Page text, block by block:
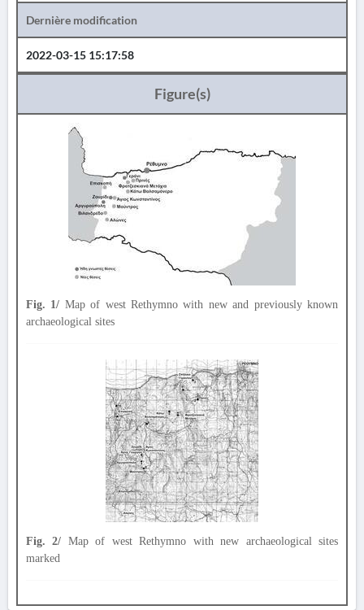
Dernière modification
2022-03-15 15:17:58
Figure(s)
Fig. 1/ Map of west Rethymno with new and previously known
archaeological sites
Fig. 2/ Map of west Rethymno with new archaeological sites
marked